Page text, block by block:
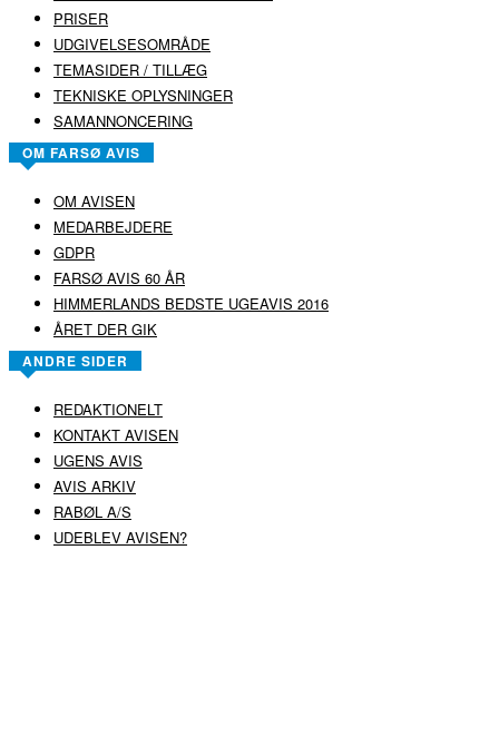
PRISER
UDGIVELSESOMRÅDE
TEMASIDER / TILLÆG
TEKNISKE OPLYSNINGER
SAMANNONCERING
OM FARSØ AVIS
OM AVISEN
MEDARBEJDERE
GDPR
FARSØ AVIS 60 ÅR
HIMMERLANDS BEDSTE UGEAVIS 2016
ÅRET DER GIK
ANDRE SIDER
REDAKTIONELT
KONTAKT AVISEN
UGENS AVIS
AVIS ARKIV
RABØL A/S
UDEBLEV AVISEN?